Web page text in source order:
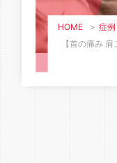
HOME > 症例
【首の痛み